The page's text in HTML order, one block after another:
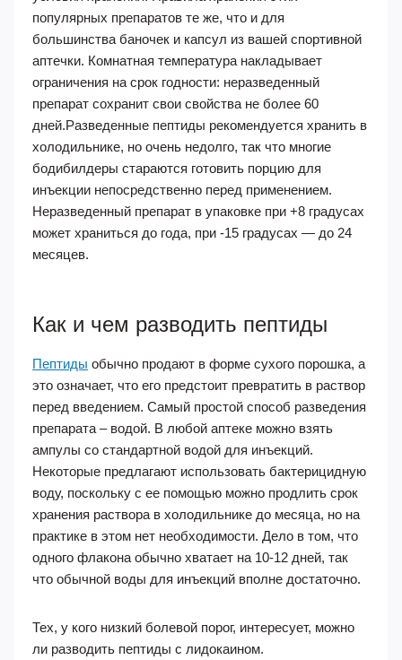
популярных препаратов те же, что и для
большинства баночек и капсул из вашей спортивной
аптечки. Комнатная температура накладывает
ограничения на срок годности: неразведенный
препарат сохранит свои свойства не более 60
дней.Разведенные пептиды рекомендуется хранить в
холодильнике, но очень недолго, так что многие
бодибилдеры стараются готовить порцию для
инъекции непосредственно перед применением.
Неразведенный препарат в упаковке при +8 градусах
может храниться до года, при -15 градусах — до 24
месяцев.
Как и чем разводить пептиды
Пептиды обычно продают в форме сухого порошка, а
это означает, что его предстоит превратить в раствор
перед введением. Самый простой способ разведения
препарата – водой. В любой аптеке можно взять
ампулы со стандартной водой для инъекций.
Некоторые предлагают использовать бактерицидную
воду, поскольку с ее помощью можно продлить срок
хранения раствора в холодильнике до месяца, но на
практике в этом нет необходимости. Дело в том, что
одного флакона обычно хватает на 10-12 дней, так
что обычной воды для инъекций вполне достаточно.
Тех, у кого низкий болевой порог, интересует, можно
ли разводить пептиды с лидокаином.